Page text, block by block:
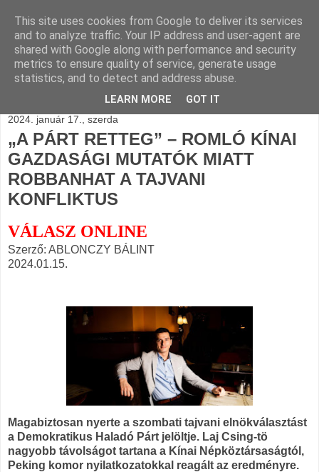
BLOGÁSZAT, napi
blogjava
2024. január 17., szerda
„A PÁRT RETTEG” – ROMLÓ KÍNAI
GAZDASÁGI MUTATÓK MIATT
ROBBANHAT A TAJVANI
KONFLIKTUS
VÁLASZ ONLINE
Szerző: ABLONCZY BÁLINT
2024.01.15.
Magabiztosan nyerte a szombati tajvani elnökválasztást
a Demokratikus Haladó Párt jelöltje. Laj Csing-tö
nagyobb távolságot tartana a Kínai Népköztársaságtól,
Peking komor nyilatkozatokkal reagált az eredményre.
This site uses cookies from Google to deliver its services
and to analyze traffic. Your IP address and user-agent are
shared with Google along with performance and security
metrics to ensure quality of service, generate usage
statistics, and to detect and address abuse.
LEARN MORE GOT IT